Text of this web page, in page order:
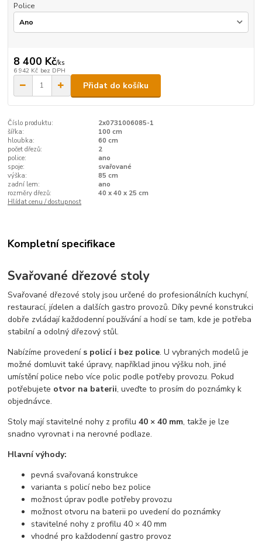
Police
8 400 Kč/ks
6 942 Kč bez DPH
Přidat do košíku
Číslo produktu:
2x0731006085-1
šířka:
100 cm
hloubka:
60 cm
počet dřezů:
2
police:
ano
spoje:
svařované
výška:
85 cm
zadní lem:
ano
rozměry dřezů:
40 x 40 x 25 cm
Hlídat cenu / dostupnost
Kompletní specifikace
Svařované dřezové stoly
Svařované dřezové stoly jsou určené do profesionálních kuchyní,
restaurací, jídelen a dalších gastro provozů. Díky pevné konstrukci
dobře zvládají každodenní používání a hodí se tam, kde je potřeba
stabilní a odolný dřezový stůl.
Nabízíme provedení s policí i bez police. U vybraných modelů je
možné domluvit také úpravy, například jinou výšku noh, jiné
umístění police nebo více polic podle potřeby provozu. Pokud
potřebujete otvor na baterii, uveďte to prosím do poznámky k
objednávce.
Stoly mají stavitelné nohy z profilu40 × 40 mm, takže je lze
snadno vyrovnat i na nerovné podlaze.
Hlavní výhody:
pevná svařovaná konstrukce
varianta s policí nebo bez police
možnost úprav podle potřeby provozu
možnost otvoru na baterii po uvedení do poznámky
stavitelné nohy z profilu 40 × 40 mm
vhodné pro každodenní gastro provoz